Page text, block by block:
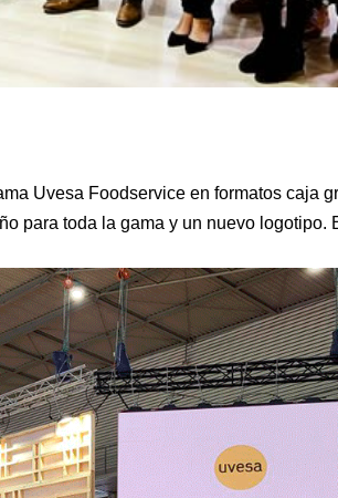
Uvesa Foodservice en formatos caja
para toda la gama y un nuevo logotipo.